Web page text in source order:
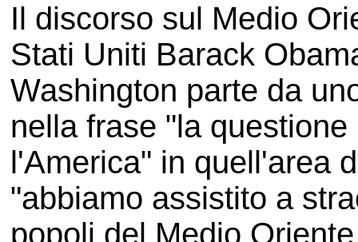
Il discorso sul Medio
Stati Uniti Barack
Washington parte da
nella frase "la
l'America" in quell'area
"abbiamo assistito a
popoli del Medio